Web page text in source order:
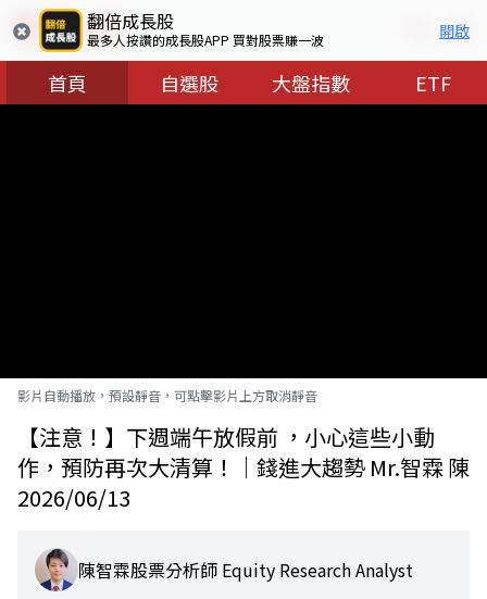
翻倍成長股
最多人按讚的成長股APP 買對股票賺一波 開啟
首頁 自選股 大盤指數 ETF
影片自動播放，預設靜音，可點擊影片上方取消靜音
【注意！】下週端午放假前 ，小心這些小動
作，預防再次大清算！｜錢進大趨勢 Mr.智霖 陳
2026/06/13
陳智霖股票分析師 Equity Research Analyst